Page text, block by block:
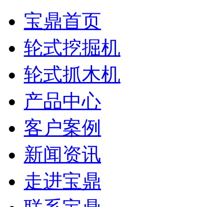
宝鼎首页
轮式挖掘机
轮式抓木机
产品中心
客户案例
新闻资讯
走进宝鼎